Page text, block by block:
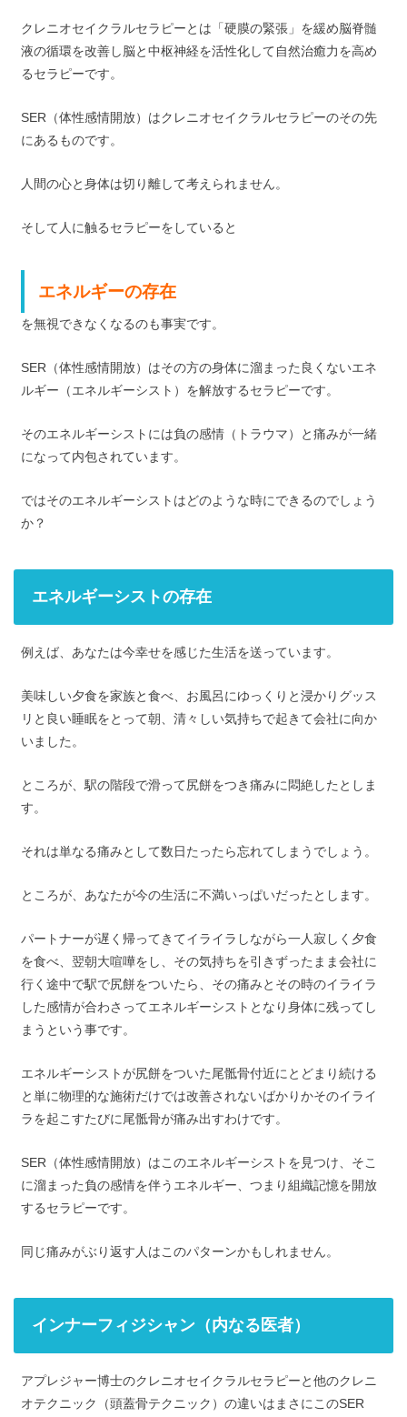
クレニオセイクラルセラピーとは「硬膜の緊張」を緩め脳脊髄
液の循環を改善し脳と中枢神経を活性化して自然治癒力を高め
るセラピーです。
SER（体性感情開放）はクレニオセイクラルセラピーのその先
にあるものです。
人間の心と身体は切り離して考えられません。
そして人に触るセラピーをしていると
エネルギーの存在
を無視できなくなるのも事実です。
SER（体性感情開放）はその方の身体に溜まった良くないエネ
ルギー（エネルギーシスト）を解放するセラピーです。
そのエネルギーシストには負の感情（トラウマ）と痛みが一緒
になって内包されています。
ではそのエネルギーシストはどのような時にできるのでしょう
か？
エネルギーシストの存在
例えば、あなたは今幸せを感じた生活を送っています。
美味しい夕食を家族と食べ、お風呂にゆっくりと浸かりグッス
リと良い睡眠をとって朝、清々しい気持ちで起きて会社に向か
いました。
ところが、駅の階段で滑って尻餅をつき痛みに悶絶したとしま
す。
それは単なる痛みとして数日たったら忘れてしまうでしょう。
ところが、あなたが今の生活に不満いっぱいだったとします。
パートナーが遅く帰ってきてイライラしながら一人寂しく夕食
を食べ、翌朝大喧嘩をし、その気持ちを引きずったまま会社に
行く途中で駅で尻餅をついたら、その痛みとその時のイライラ
した感情が合わさってエネルギーシストとなり身体に残ってし
まうという事です。
エネルギーシストが尻餅をついた尾骶骨付近にとどまり続ける
と単に物理的な施術だけでは改善されないばかりかそのイライ
ラを起こすたびに尾骶骨が痛み出すわけです。
SER（体性感情開放）はこのエネルギーシストを見つけ、そこ
に溜まった負の感情を伴うエネルギー、つまり組織記憶を開放
するセラピーです。
同じ痛みがぶり返す人はこのパターンかもしれません。
インナーフィジシャン（内なる医者）
アプレジャー博士のクレニオセイクラルセラピーと他のクレニ
オテクニック（頭蓋骨テクニック）の違いはまさにこのSER